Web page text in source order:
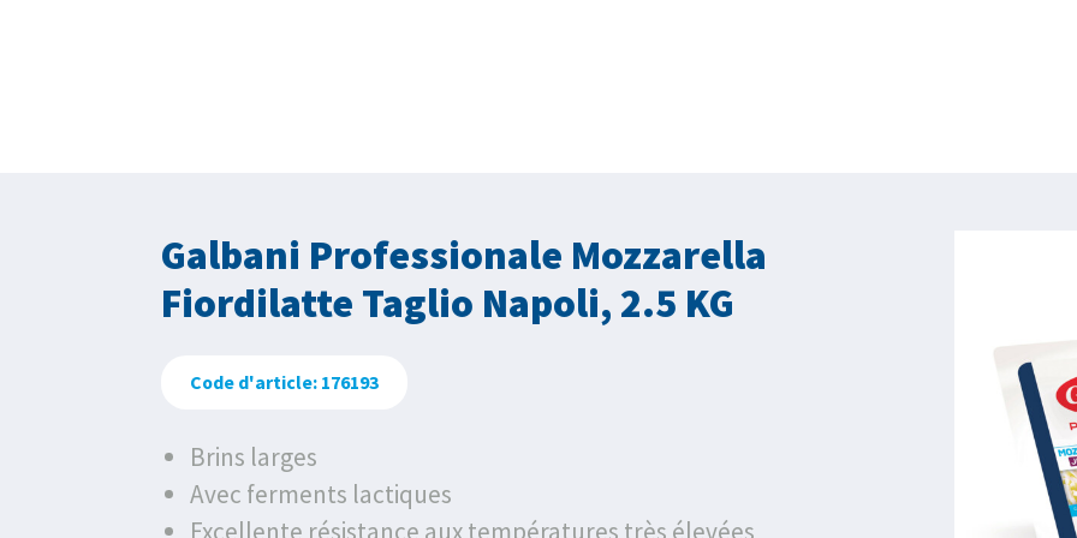
Galbani Professionale Mozzarella
Fiordilatte Taglio Napoli, 2.5 KG
Code d'article: 176193
Brins larges
Avec ferments lactiques
Excellente résistance aux températures très élevées